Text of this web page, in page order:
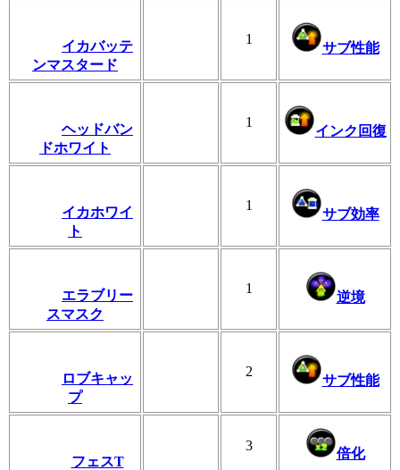
イカバッテ
ンマスタード
1
サブ性能
ヘッドバン
ドホワイト
1
インク回復
イカホワイ
ト
1
サブ効率
エラブリー
スマスク
1
逆境
ロブキャッ
プ
2
サブ性能
フェスT
3
倍化